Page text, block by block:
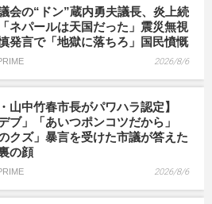
会の“ドン”蔵内勇夫議長、炎上続
ネパールは天国だった」震災無視
発言で「地獄に落ちろ」国民憤慨
2026/8/6
山中竹春市長がパワハラ認定】
ブ」「あいつポンコツだから」
のクズ」暴言を受けた市議が答えた
の顔
2026/8/6